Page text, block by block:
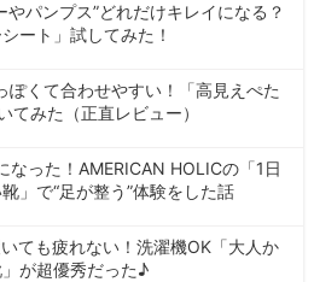
やパンプス”どれだけキレイになる？
ート」試してみた！
ぽくて合わせやすい！「高見えぺた
てみた（正直レビュー）
なった！AMERICAN HOLICの「1日
」で“足が整う”体験をした話
いても疲れない！洗濯機OK「大人か
が超優秀だった♪